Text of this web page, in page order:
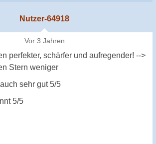
Nutzer-64918
Vor 3 Jahren
perfekter, schärfer und aufregender! -->
Stern weniger
sehr gut 5/5
5/5